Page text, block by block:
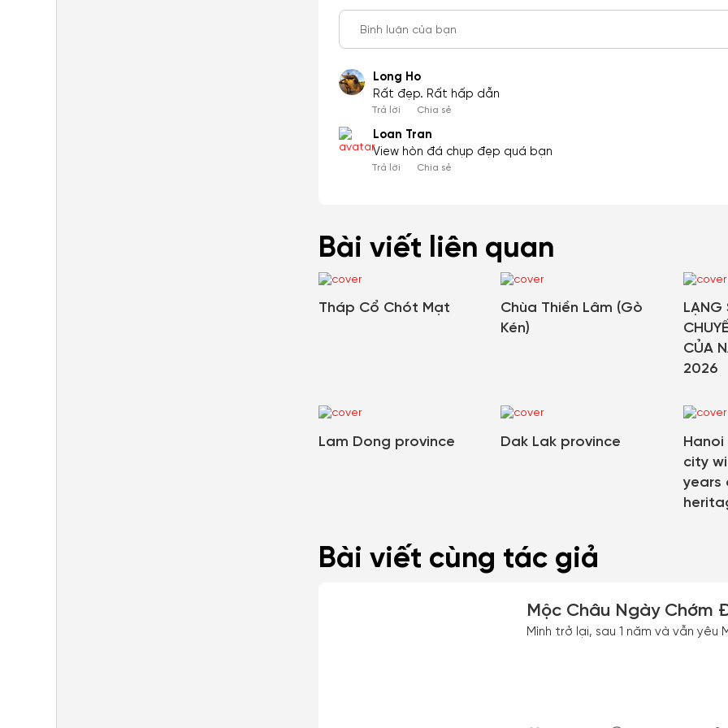
Bình luận của bạn
Long Ho
Rất đẹp. Rất hấp dẫn
Trả lời Chia sẻ
Loan Tran
View hòn đá chụp đẹp quá bạn
Trả lời Chia sẻ
Bài viết liên quan
Tháp Cổ Chót Mạt
Chùa Thiền Lâm (Gò
Kén)
LẠNG
CỦA
2026
Lam Dong province Dak Lak province
city
years
Bài viết cùng tác giả
Mộc Châu Ngày Chớm
Mình trở lại, sau 1 năm và vẫn yêu